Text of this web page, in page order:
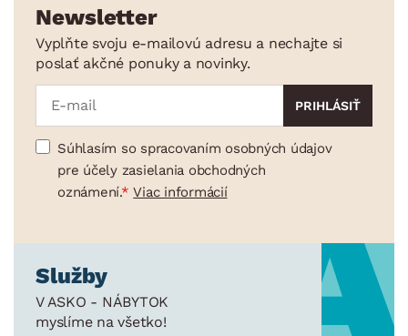
Newsletter
Vyplňte svoju e-mailovú adresu a nechajte si
poslať akčné ponuky a novinky.
Súhlasím so spracovaním osobných údajov
pre účely zasielania obchodných
oznámení.
Viac informácií
Služby
V ASKO - NÁBYTOK
myslíme na všetko!